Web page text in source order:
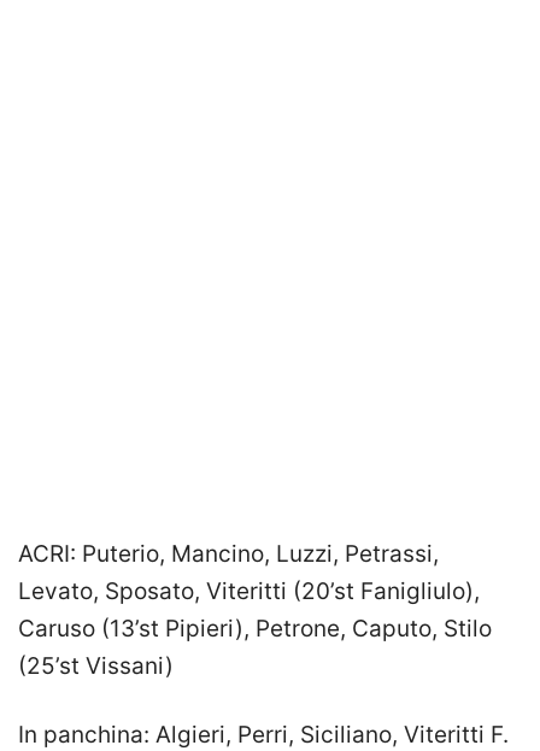
ACRI: Puterio, Mancino, Luzzi, Petrassi,
Levato, Sposato, Viteritti (20’st Fanigliulo),
Caruso (13’st Pipieri), Petrone, Caputo, Stilo
(25’st Vissani)
In panchina: Algieri, Perri, Siciliano, Viteritti F.